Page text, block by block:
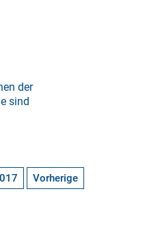
der
sind
Vorherige